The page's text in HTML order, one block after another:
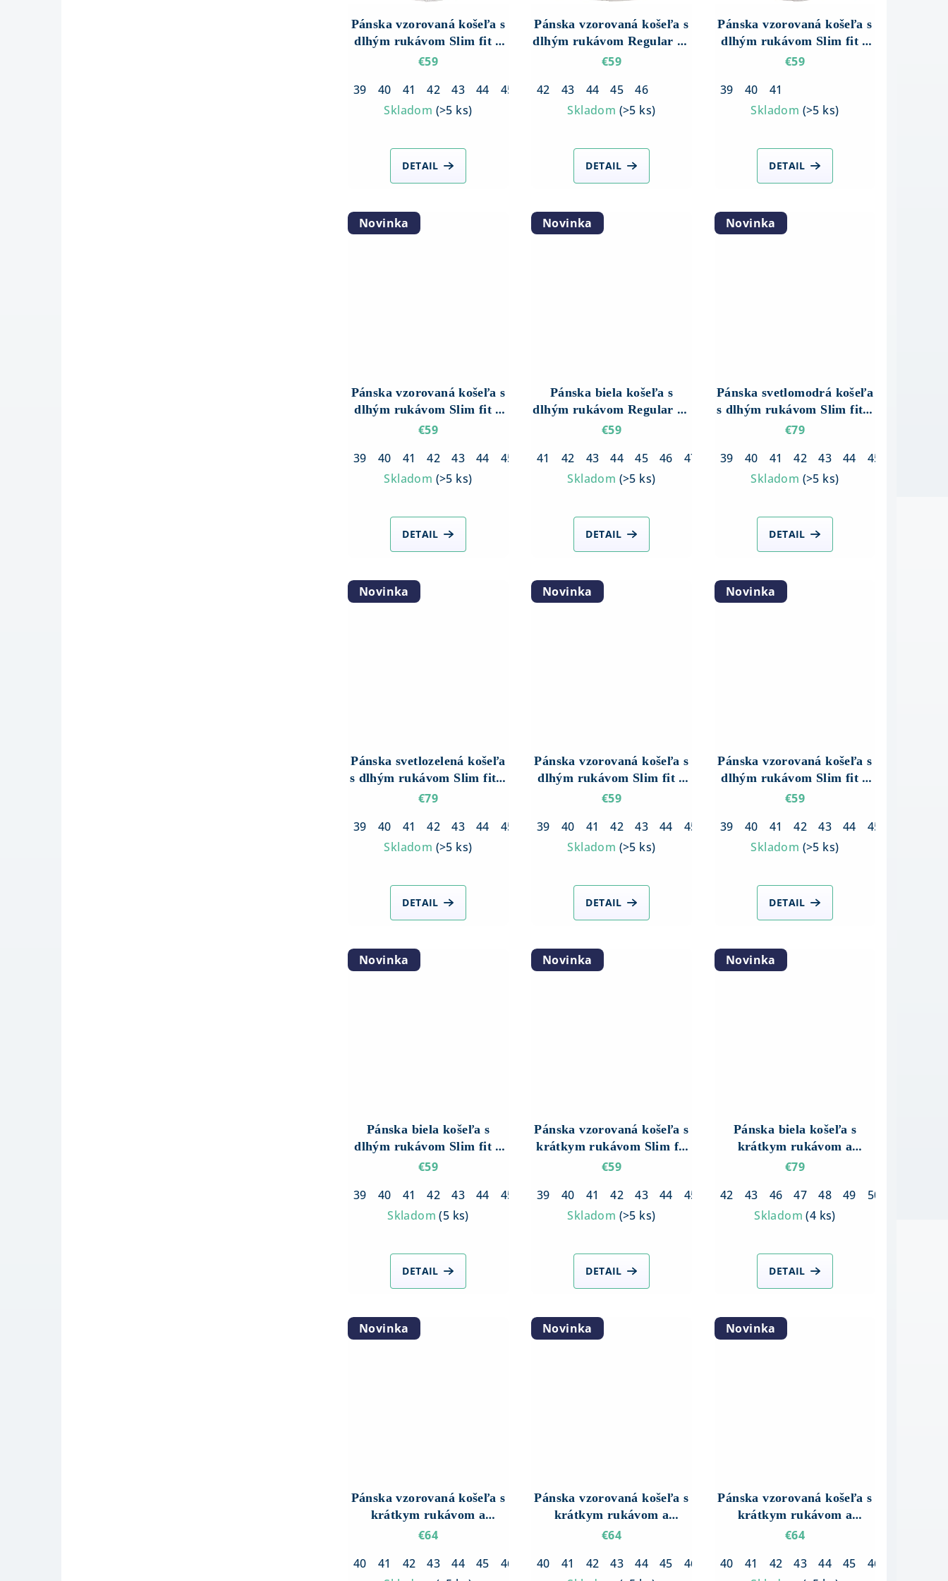
o
d
k
o
u
Pánska vzorovaná košeľa s
dlhým rukávom Slim fit –
Biela so zeleným vzorom
€59
39
40 41 42 43 44 45
46
Skladom (>5 ks)
DETAIL
Pánska vzorovaná košeľa s
dlhým rukávom Regular fit
– Sivá s hnedým
€59
42
43 44 45
46
Skladom (>5 ks)
DETAIL
Pánska vzorovaná košeľa s
dlhým rukávom Slim fit –
Sivá s hnedým vzorom
€59
39
40
41
Skladom (>5 ks)
DETAIL
Novinka
Pánska vzorovaná košeľa s
dlhým rukávom Slim fit –
Tmavomodrá s hnedo-
€59
39
40 41 42 43 44 45
46
Skladom (>5 ks)
DETAIL
Novinka
Pánska biela košeľa s
dlhým rukávom Regular fit
– Hladká
€59
41
42 43 44 45 46
47
Skladom (>5 ks)
DETAIL
Novinka
Pánska svetlomodrá košeľa
s dlhým rukávom Slim fit –
So štruktúrou
€79
39
40 41 42 43 44 45
Skladom (>5 ks)
DETAIL
Novinka
Pánska svetlozelená košeľa
s dlhým rukávom Slim fit –
So štruktúrou
€79
39
40 41 42 43 44 45
46
Skladom (>5 ks)
DETAIL
Novinka
Pánska vzorovaná košeľa s
dlhým rukávom Slim fit –
Biela so sivým vzorom
€59
39
40 41 42 43 44 45
46
Skladom (>5 ks)
DETAIL
Novinka
Pánska vzorovaná košeľa s
dlhým rukávom Slim fit –
Biela so sivo-červeným
€59
39
40 41 42 43 44 45
Skladom (>5 ks)
DETAIL
Novinka
Pánska biela košeľa s
dlhým rukávom Slim fit –
Hladká
€59
39
40 41 42 43 44 45
46
Skladom(5 ks)
DETAIL
Novinka
Pánska vzorovaná košeľa s
krátkym rukávom Slim fit
– Biela s čierno-sivým
€59
39
40 41 42 43 44 45
46
Skladom (>5 ks)
DETAIL
Novinka
Pánska biela košeľa s
krátkym rukávom a
štruktúrou – Regular fit
€79
42
43 46 47 48 49
50
Skladom(4 ks)
DETAIL
Novinka
Pánska vzorovaná košeľa s
krátkym rukávom a
rozhalenkou – Biela so
€64
40
41 42 43 44 45
46
Novinka
Pánska vzorovaná košeľa s
krátkym rukávom a
rozhalenkou – Biela so
€64
40
41 42 43 44 45
46
Novinka
Pánska vzorovaná košeľa s
krátkym rukávom a
rozhalenkou – Biela s
€64
40
41 42 43 44 45
46